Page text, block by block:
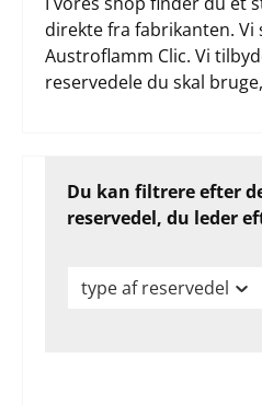
direkte fra fabrikanten.
Austroflamm Clic. Vi
reservedele du skal
Du kan filtrere efter
reservedel, du leder
type af reservedel